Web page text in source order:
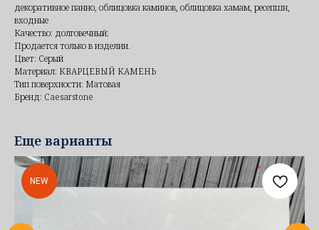
декоративное панно, облицовка каминов, облицовка хамам, ресепшн,
входные
Качество: долговечный;
Продается только в изделии.
Цвет: Серый
Материал: КВАРЦЕВЫЙ КАМЕНЬ
Тип поверхности: Матовая
Бренд: Caesarstone
Еще варианты
NEW